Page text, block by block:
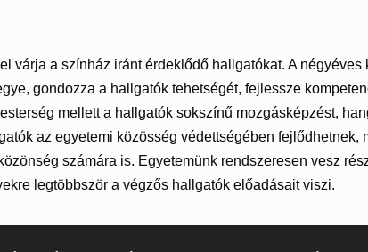
várja a színház iránt érdeklődő hallgatókat. A
gondozza a hallgatók tehetségét, fejlessze
mellett a hallgatók sokszínű mozgásképzést,
az egyetemi közösség védettségében fejlődhetnek,
számára is. Egyetemünk rendszeresen vesz
legtöbbször a végzős hallgatók előadásait viszi.